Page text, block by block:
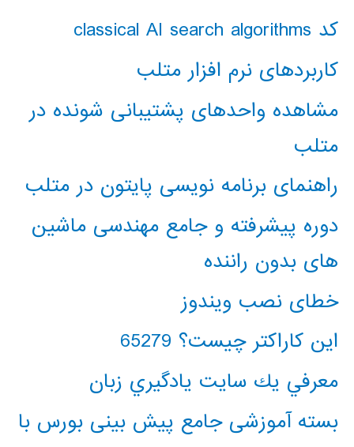
کد classical AI search algorithms
کاربردهای نرم افزار متلب
مشاهده واحدهای پشتیبانی شونده در
متلب
راهنمای برنامه نویسی پایتون در متلب
دوره پیشرفته و جامع مهندسی ماشین
های بدون راننده
خطای نصب ویندوز
این کاراکتر چیست؟ 65279
معرفي يك سايت يادگيري زبان
بسته آموزشی جامع پیش بینی بورس با